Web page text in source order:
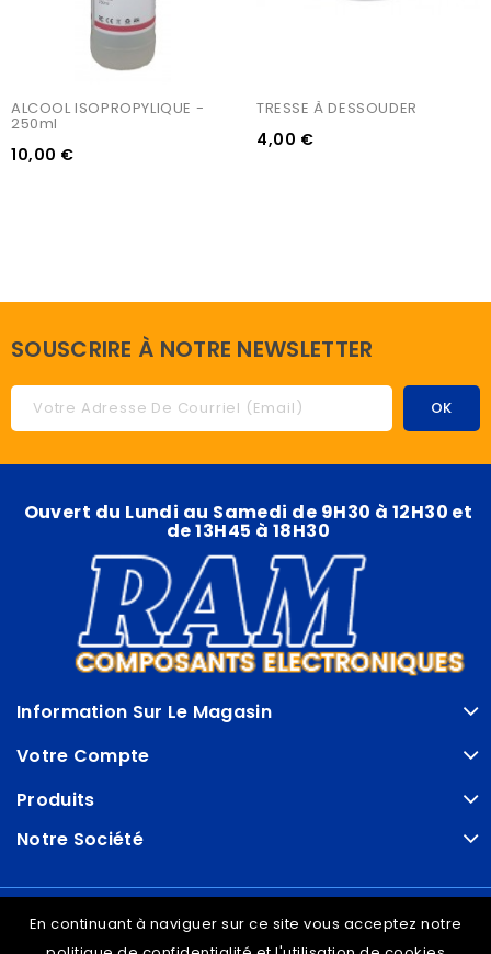
ALCOOL ISOPROPYLIQUE -
250ml
10,00 €
TRESSE À DESSOUDER
4,00 €
SOUSCRIRE À NOTRE NEWSLETTER
Ouvert du Lundi au Samedi de 9H30 à 12H30 et
de 13H45 à 18H30
Information Sur Le Magasin
Votre Compte
Produits
Notre Société
© VDRAM - 2026
En continuant à naviguer sur ce site vous acceptez notre